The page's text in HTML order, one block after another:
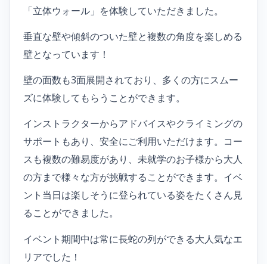
「立体ウォール」を体験していただきました。
垂直な壁や傾斜のついた壁と複数の角度を楽しめる
壁となっています！
壁の面数も3面展開されており、多くの方にスムー
ズに体験してもらうことができます。
インストラクターからアドバイスやクライミングの
サポートもあり、安全にご利用いただけます。コー
スも複数の難易度があり、未就学のお子様から大人
の方まで様々な方が挑戦することができます。イベ
ント当日は楽しそうに登られている姿をたくさん見
ることができました。
イベント期間中は常に長蛇の列ができる大人気なエ
リアでした！